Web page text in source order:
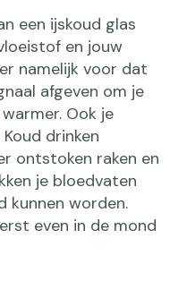
een ijskoud glas
en jouw
namelijk voor dat
afgeven om je
Ook je
drinken
ontstoken raken en
je bloedvaten
kunnen worden.
even in de mond